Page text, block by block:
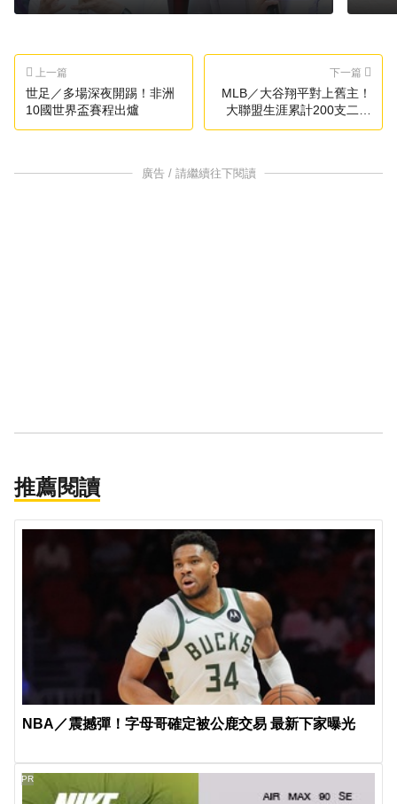
上一篇
世足／多場深夜開踢！非洲
10國世界盃賽程出爐
下一篇
MLB／大谷翔平對上舊主！
大聯盟生涯累計200支二壘
安打
廣告 / 請繼續往下閱讀
推薦閱讀
NBA／震撼彈！字母哥確定被公鹿交易 最新下家曝光
PR